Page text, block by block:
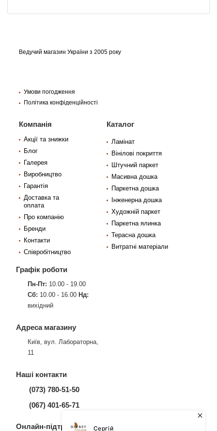
Ведучий магазин України з 2005 року
Умови погодження
Політика конфіденційності
Компанія
Акції та знижки
Блог
Галерея
Виробництво
Гарантія
Доставка та
оплата
Про компанію
Бренди
Контакти
Співробітництво
Каталог
Ламінат
Вінілові покриття
Штучний паркет
Масивна дошка
Паркетна дошка
Інженерна дошка
Художній паркет
Паркетна ялинка
Терасна дошка
Витратні матеріали
Графік роботи
Пн-Пт: 10.00 - 19.00
Сб: 10.00 - 16.00 Нд:
вихідний
Адреса магазину
Київ, вул. Лабораторна,
11
Наші контакти
(073) 780-51-50
(067) 401-65-71
Онлайн-підтримка